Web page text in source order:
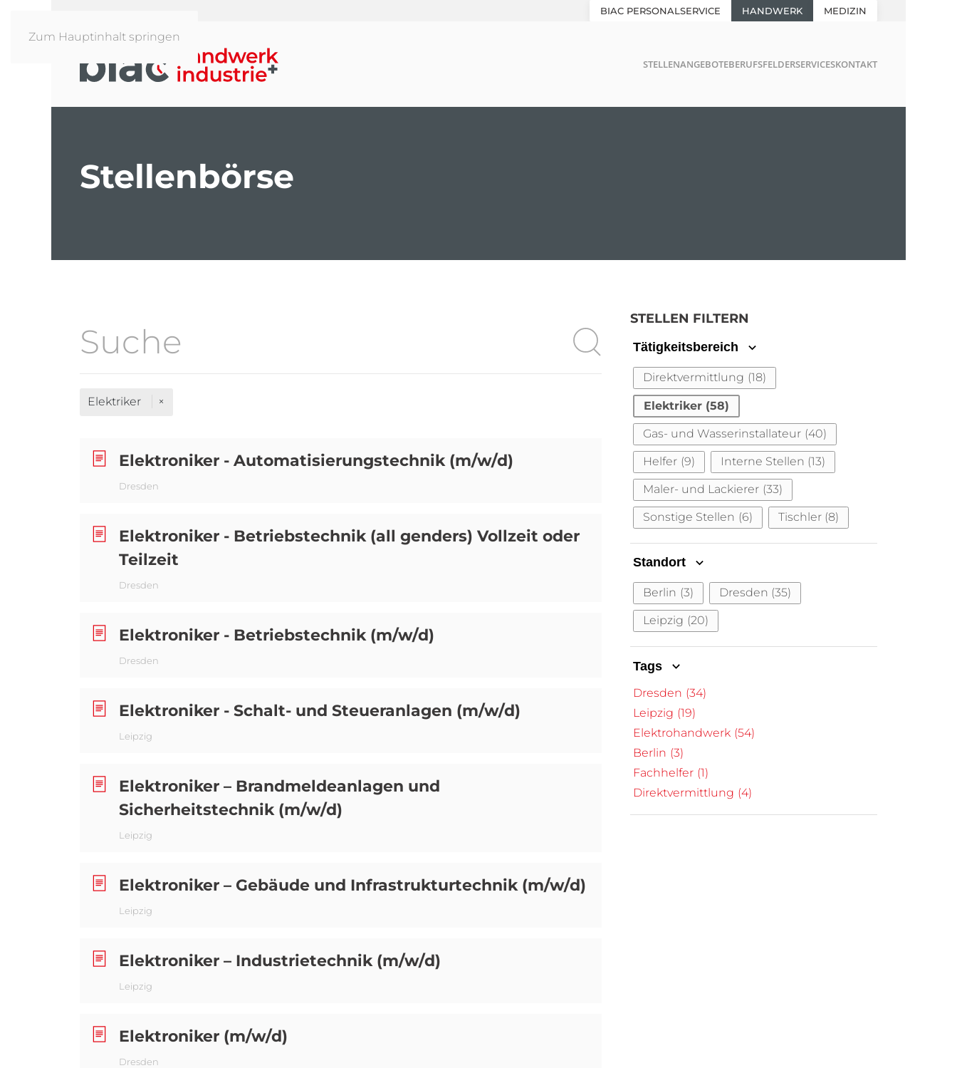
Zum Hauptinhalt springen
BIAC PERSONALSERVICE HANDWERK MEDIZIN
STELLENANGEBOTEBERUFSFELDERSERVICESKONTAKT
Stellenbörse
Elektriker
Elektroniker - Automatisierungstechnik (m/w/d)
Dresden
Elektroniker - Betriebstechnik (all genders) Vollzeit oder
Teilzeit
Dresden
Elektroniker - Betriebstechnik (m/w/d)
Dresden
Elektroniker - Schalt- und Steueranlagen (m/w/d)
Leipzig
Elektroniker – Brandmeldeanlagen und
Sicherheitstechnik (m/w/d)
Leipzig
Elektroniker – Gebäude und Infrastrukturtechnik (m/w/d)
Leipzig
Elektroniker – Industrietechnik (m/w/d)
Leipzig
Elektroniker (m/w/d)
Dresden
STELLEN FILTERN
Tätigkeitsbereich
Direktvermittlung (18)
Elektriker (58)
Gas- und Wasserinstallateur (40)
Helfer (9) Interne Stellen (13)
Maler- und Lackierer (33)
Sonstige Stellen (6) Tischler (8)
Standort
Berlin (3) Dresden (35)
Leipzig (20)
Tags
Dresden (34)
Leipzig (19)
Elektrohandwerk (54)
Berlin (3)
Fachhelfer (1)
Direktvermittlung (4)